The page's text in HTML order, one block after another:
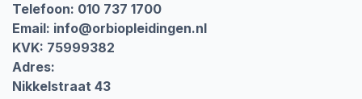
Telefoon: 010 737 1700
Email: info@orbiopleidingen.nl
KVK: 75999382
Adres:
Nikkelstraat 43